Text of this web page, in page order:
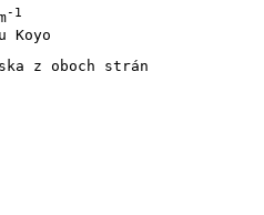
Koyo
z oboch strán